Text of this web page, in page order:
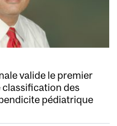
valide le premier
des
pédiatrique